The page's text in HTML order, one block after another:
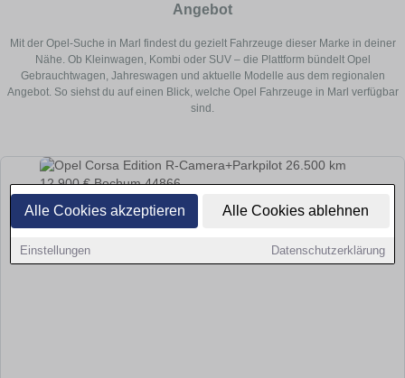
Alle Cookies akzeptieren Alle Cookies ablehnen
Einstellungen Datenschutzerklärung
Angebot
Mit der Opel-Suche in Marl findest du gezielt Fahrzeuge dieser Marke in deiner
Nähe. Ob Kleinwagen, Kombi oder SUV – die Plattform bündelt Opel
Gebrauchtwagen, Jahreswagen und aktuelle Modelle aus dem regionalen
Angebot. So siehst du auf einen Blick, welche Opel Fahrzeuge in Marl verfügbar
sind.